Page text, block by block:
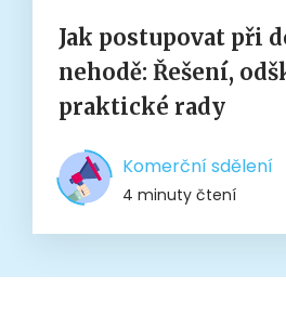
Jak postupovat při
nehodě: Řešení,
praktické rady
Komerční sdělení
4 minuty čtení